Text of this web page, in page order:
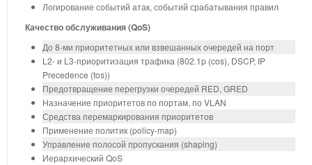
Логирование событий атак, событий срабатывания правил
Качество обслуживания (QoS)
До 8-ми приоритетных или взвешанных очередей на порт
L2- и L3-приоритизация трафика (802.1p (cos), DSCP, IP
Precedence (tos))
Предотвращение перегрузки очередей RED, GRED
Назначение приоритетов по портам, по VLAN
Средства перемаркирования приоритетов
Применение политик (policy-map)
Управление полосой пропускания (shaping)
Иерархический QоS